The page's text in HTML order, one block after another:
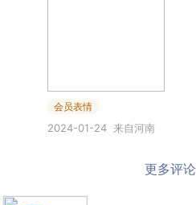
会员表情
2024-01-24 来自河南
更多评论